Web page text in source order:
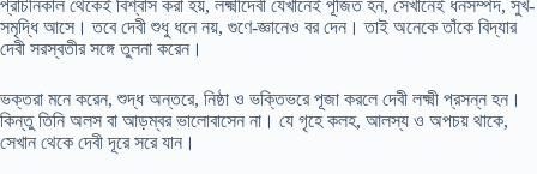
প্রাচীনকাল থেকেই বিশ্বাস করা হয়, লক্ষ্মীদেবী যেখানেই পূজিত হন, সেখানেই ধনসম্পদ, সুখ-
সমৃদ্ধি আসে। তবে দেবী শুধু ধনে নয়, গুণে-জ্ঞানেও বর দেন। তাই অনেকে তাঁকে বিদ্যার
দেবী সরস্বতীর সঙ্গে তুলনা করেন।
ভক্তরা মনে করেন, শুদ্ধ অন্তরে, নিষ্ঠা ও ভক্তিভরে পূজা করলে দেবী লক্ষ্মী প্রসন্ন হন।
কিন্তু তিনি অলস বা আড়ম্বর ভালোবাসেন না। যে গৃহে কলহ, আলস্য ও অপচয় থাকে,
সেখান থেকে দেবী দূরে সরে যান।